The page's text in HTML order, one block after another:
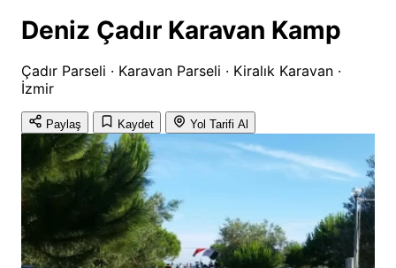
Deniz Çadır Karavan Kamp
Çadır Parseli · Karavan Parseli · Kiralık Karavan ·
İzmir
Paylaş Kaydet Yol Tarifi Al